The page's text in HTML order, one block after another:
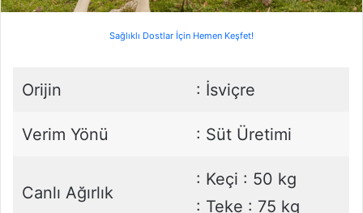
Sağlıklı Dostlar İçin Hemen Keşfet!
Orijin : İsviçre
Verim Yönü : Süt Üretimi
Canlı Ağırlık
: Keçi : 50 kg
: Teke : 75 kg